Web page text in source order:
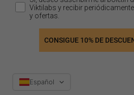
Viktilabs y recibir
y ofertas.
CONSIGUE 10% DE
IdiomaEspañol